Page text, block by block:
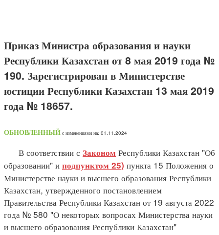
Приказ Министра образования и науки
Республики Казахстан от 8 мая 2019 года №
190. Зарегистрирован в Министерстве
юстиции Республики Казахстан 13 мая 2019
года № 18657.
ОБНОВЛЕННЫЙ с изменениями на: 01.11.2024
В соответствии с Законом Республики Казахстан "Об
образовании" и подпунктом 25) пункта 15 Положения о
Министерстве науки и высшего образования Республики
Казахстан, утвержденного постановлением
Правительства Республики Казахстан от 19 августа 2022
года № 580 "О некоторых вопросах Министерства науки
и высшего образования Республики Казахстан"